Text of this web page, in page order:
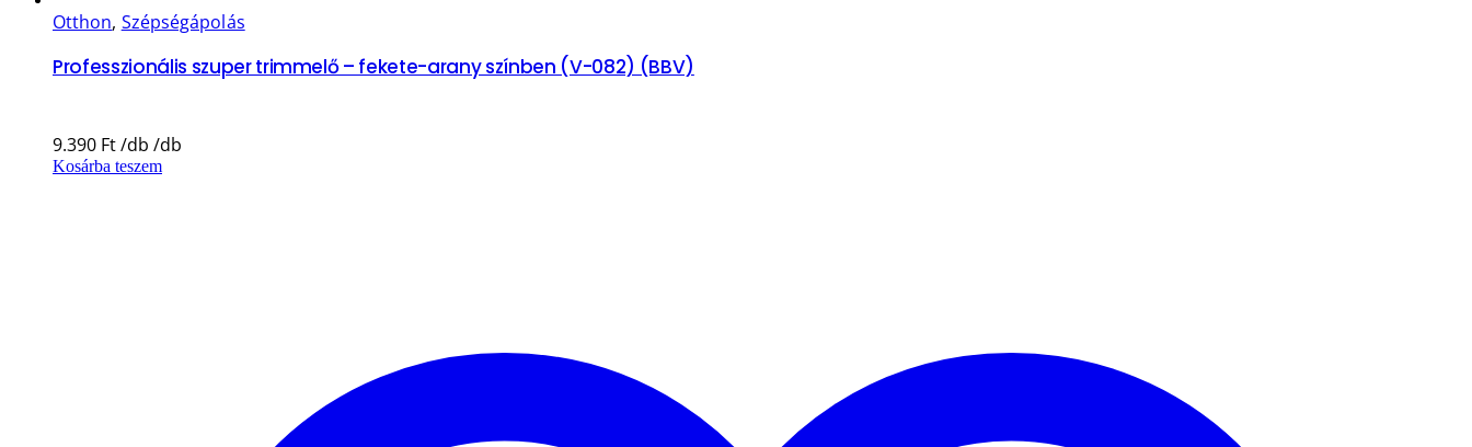
Otthon, Szépségápolás
Professzionális szuper trimmelő – fekete-arany színben (V-082) (BBV)
9.390 Ft
Kosárba teszem